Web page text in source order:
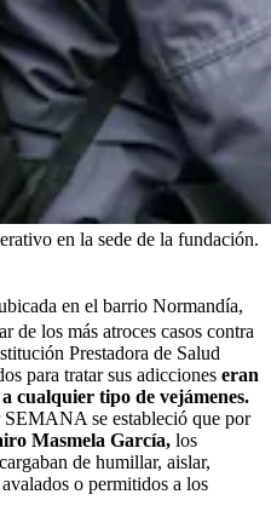
en la sede de la fundación.
en el barrio Normandía,
de los más atroces casos contra
Prestadora de Salud
para tratar sus adicciones eran
cualquier tipo de vejámenes.
se estableció que por
Masmela García, los
de humillar, aislar,
o permitidos a los